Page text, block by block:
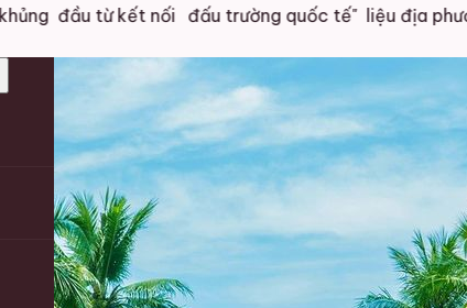
đầu từ kết nối
đấu trường quốc tế" liệu địa phương